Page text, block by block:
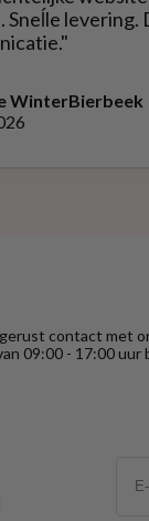
Sneĺle levering.
WinterBierbeek
contact met
09:00 - 17:00 uur